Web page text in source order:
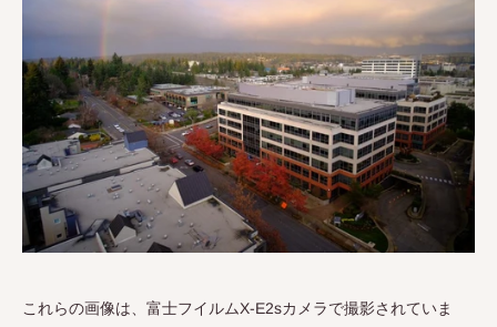
これらの画像は、富士フイルムX-E2sカメラで撮影されていま